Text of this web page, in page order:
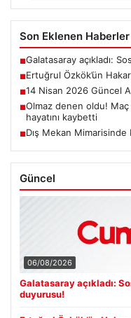
Son Eklenen Haberler
■Galatasaray açıkladı:
■Ertuğrul Özkök’ün
■14 Nisan 2026 Güncel
■Olmaz denen oldu! Maç
hayatını kaybetti
■Dış Mekan
Güncel
06/08/2026
Galatasaray açıkladı:
duyurusu!